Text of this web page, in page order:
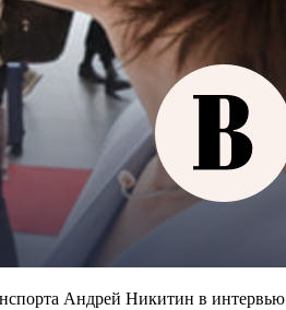
Андрей Никитин в